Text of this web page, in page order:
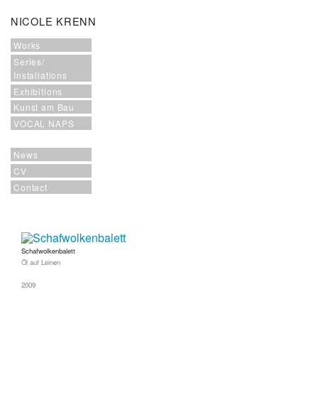
NICOLE KRENN
Works
Series/
Installations
Exhibitions
Kunst am Bau
VOCAL NAPS
News
CV
Contact
Schafwolkenbalett
Öl auf Leinen
2009